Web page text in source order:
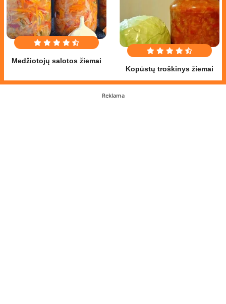
Medžiotojų salotos žiemai
Kopūstų troškinys žiemai
Reklama